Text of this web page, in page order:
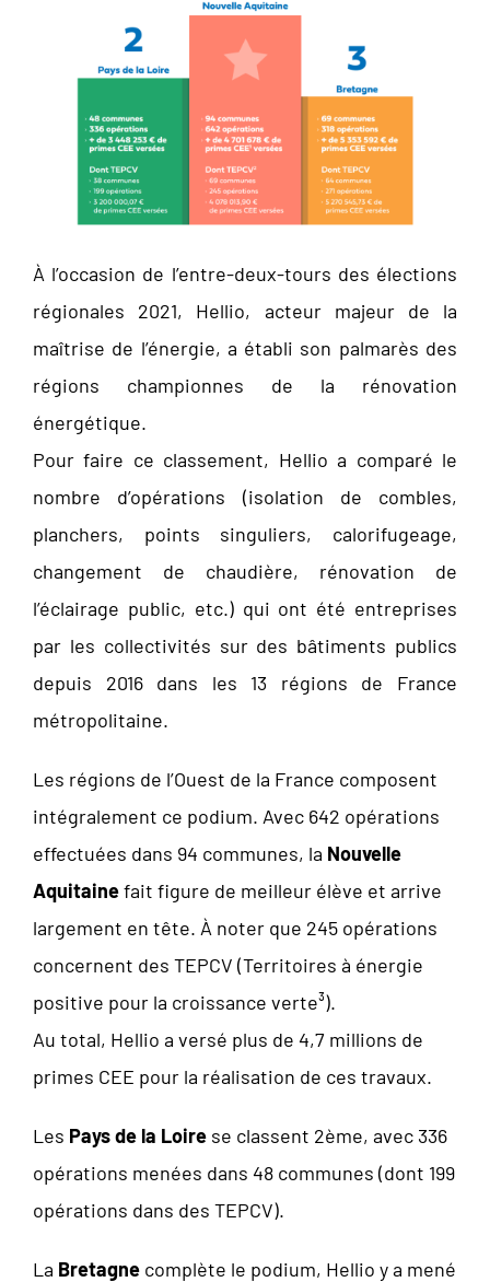
À l’occasion de l’entre-deux-tours des élections
régionales 2021, Hellio, acteur majeur de la
maîtrise de l’énergie, a établi son palmarès des
régions championnes de la rénovation
énergétique.
Pour faire ce classement, Hellio a comparé le
nombre d’opérations (isolation de combles,
planchers, points singuliers, calorifugeage,
changement de chaudière, rénovation de
l’éclairage public, etc.) qui ont été entreprises
par les collectivités sur des bâtiments publics
depuis 2016 dans les 13 régions de France
métropolitaine.
Les régions de l’Ouest de la France composent
intégralement ce podium. Avec 642 opérations
effectuées dans 94 communes, la Nouvelle
Aquitainefait figure de meilleur élève et arrive
largement en tête. À noter que 245 opérations
concernent des TEPCV (Territoires à énergie
positive pour la croissance verte³).
Au total, Hellio a versé plus de 4,7 millions de
primes CEE pour la réalisation de ces travaux.
Les Pays de la Loirese classent 2ème, avec 336
opérations menées dans 48 communes (dont 199
opérations dans des TEPCV).
La Bretagnecomplète le podium, Hellio y a mené